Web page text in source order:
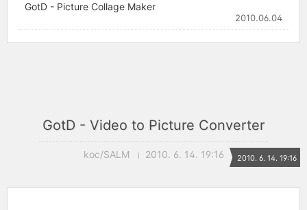
GotD - Picture Collage Maker
2010.06.04
GotD - Video to Picture Converter
koc/SALM 2010. 6. 14. 19:16 2010. 6. 14. 19:16